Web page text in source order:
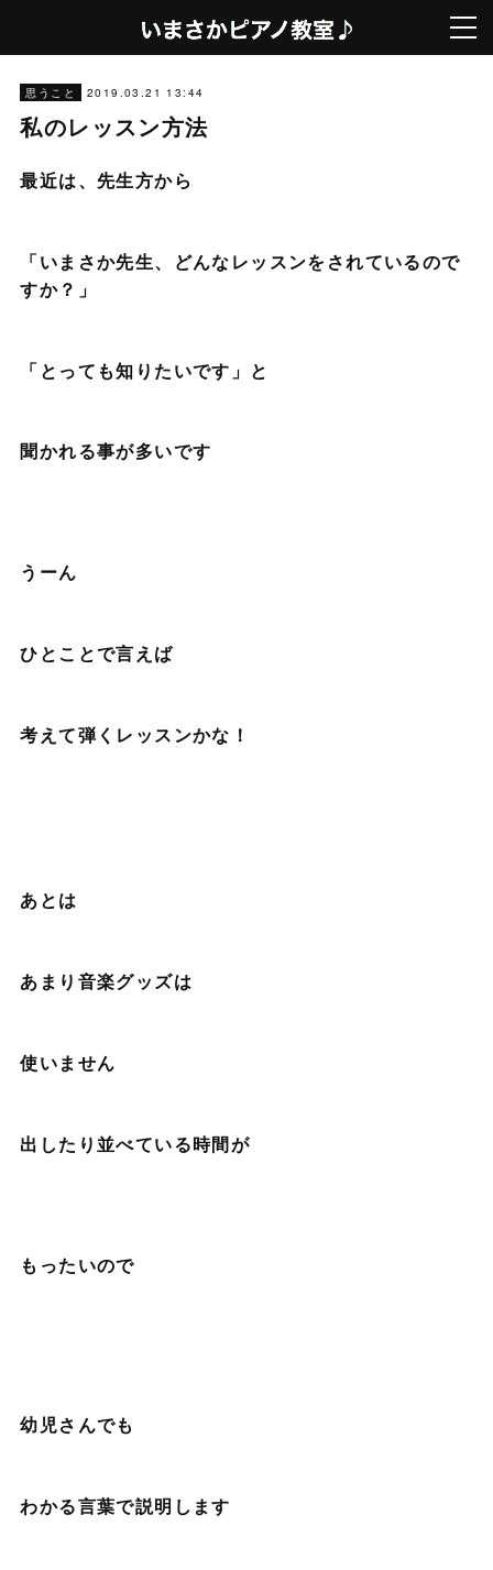
思うこと 2019.03.21 13:44
私のレッスン方法
最近は、先生方から
「いまさか先生、どんなレッスンをされているので
すか？」
「とっても知りたいです」と
聞かれる事が多いです
うーん
ひとことで言えば
考えて弾くレッスンかな！
あとは
あまり音楽グッズは
使いません
出したり並べている時間が
もったいので
幼児さんでも
わかる言葉で説明します